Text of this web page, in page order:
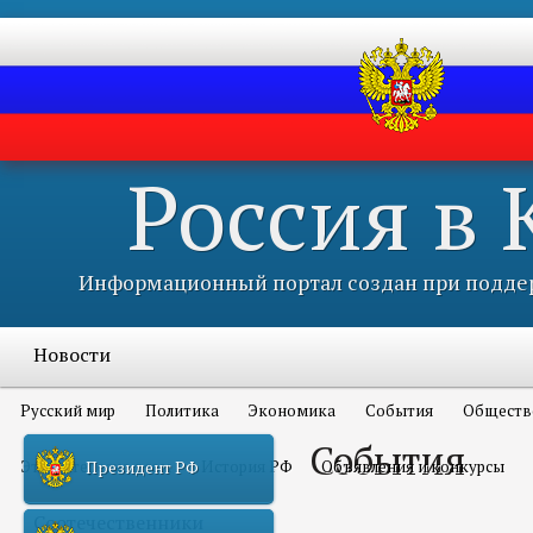
Россия в
Информационный портал создан при
Новости
Русский мир Политика Экономика События
Это интересно всем История РФ Объявления и конкурсы
Соотечественники
Президент РФ События